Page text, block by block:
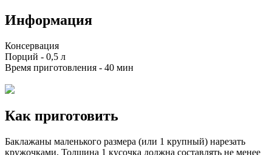
Информация
Консервация
Порций - 0,5 л
Время приготовления - 40 мин
Как приготовить
Баклажаны маленького размера (или 1 крупный) нарезать
кружочками. Толщина 1 кусочка должна составлять не менее